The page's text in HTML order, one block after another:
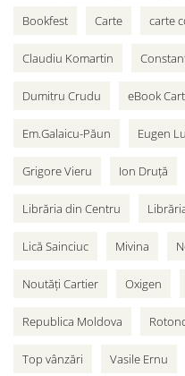
Bookfest Carte carte
Claudiu Komartin
Dumitru Crudu eBook
Em.Galaicu-Păun Eugen
Grigore Vieru Ion Druță
Librăria din Centru
Lică Sainciuc Mivina
Noutăți Cartier Oxigen
Republica Moldova
Top vânzări Vasile Ernu